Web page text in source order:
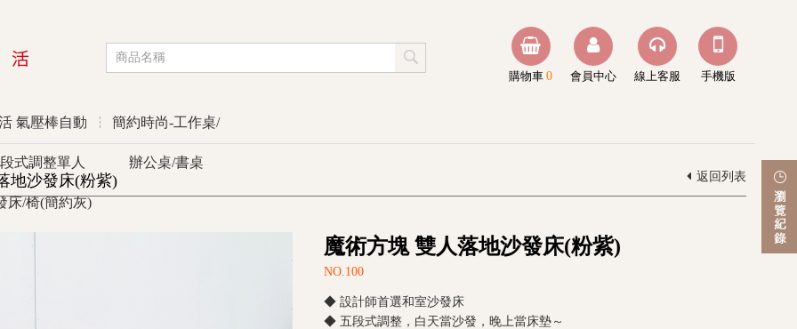
手機版
線上客服
會員中心
購物車 0
氣壓棒自動
式調整單人
床/椅(簡約灰)
簡約時尚-工作桌/
辦公桌/書桌
地沙發床(粉紫) 返回列表
魔術方塊 雙人落地沙發床(粉紫)
NO.100
◆ 設計師首選和室沙發床
◆ 五段式調整，白天當沙發，晚上當床墊～